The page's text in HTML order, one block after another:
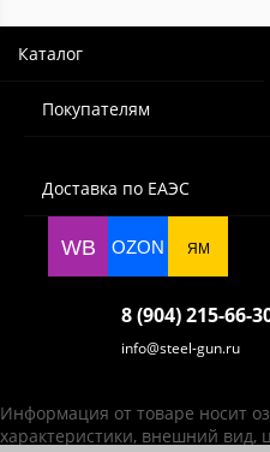
Каталог
Покупателям
Доставка по ЕАЭС
WB OZON ЯМ
8 (904) 215-66-
info@steel-gun.ru
Информация от товаре носит
характеристики, внешний вид,